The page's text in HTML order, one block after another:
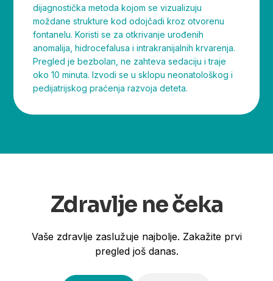
dijagnostička metoda kojom se vizualizuju
moždane strukture kod odojčadi kroz otvorenu
fontanelu. Koristi se za otkrivanje urođenih
anomalija, hidrocefalusa i intrakranijalnih krvarenja.
Pregled je bezbolan, ne zahteva sedaciju i traje
oko 10 minuta. Izvodi se u sklopu neonatološkog i
pedijatrijskog praćenja razvoja deteta.
Zdravlje ne čeka
Vaše zdravlje zaslužuje najbolje. Zakažite prvi
pregled još danas.